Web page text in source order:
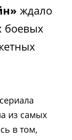
ждало
боевых
из самых
в том,